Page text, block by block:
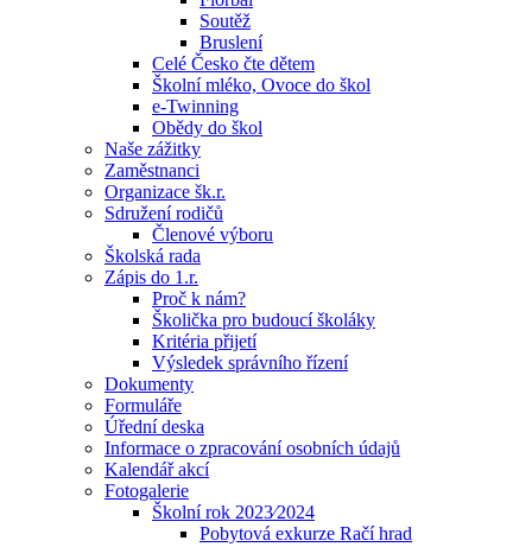
Soutěž
Bruslení
Celé Česko čte dětem
Školní mléko, Ovoce do škol
e-Twinning
Obědy do škol
Naše zážitky
Zaměstnanci
Organizace šk.r.
Sdružení rodičů
Členové výboru
Školská rada
Zápis do 1.r.
Proč k nám?
Školička pro budoucí školáky
Kritéria přijetí
Výsledek správního řízení
Dokumenty
Formuláře
Úřední deska
Informace o zpracování osobních údajů
Kalendář akcí
Fotogalerie
Školní rok 2023⁄2024
Pobytová exkurze Račí hrad